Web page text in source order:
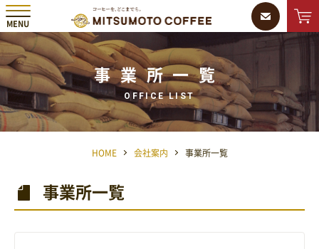
MENU
MMC 三本珈琲株式会社
ONLINE
事業所一覧
OFFICE LIST
HOME 会社案内 事業所一覧
事業所一覧